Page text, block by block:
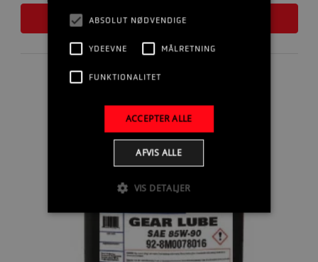
LÆS MERE
ABSOLUT NØDVENDIGE
YDEEVNE MÅLRETNING
FUNKTIONALITET
ACCEPTER ALLE
AFVIS ALLE
VIS DETALJER